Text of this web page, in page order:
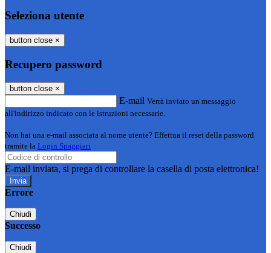
Seleziona utente
button close ×
Recupero password
button close ×
E-mail Verrà inviato un messaggio
all'indirizzo indicato con le istruzioni necessarie.
Non hai una e-mail associata al nome utente? Effettua il reset della password
tramite la Login Spaggiari
E-mail inviata, si prega di controllare la casella di posta elettronica!
Errore
Chiudi
Successo
Chiudi